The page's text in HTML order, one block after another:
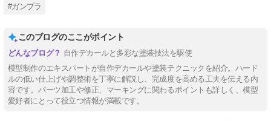
#ガンプラ
このブログのここがポイント
自作デカールと多彩な塗装技法を駆使
模型制作のエキスパートが自作デカールや塗装テクニックを紹介。ハード
ルの低い仕上げや調整術を丁寧に解説し、完成度を高める工夫を伝える内
容です。パーツ加工や修正、マーキングに関わるポイントも詳しく、模型
愛好者にとって役立つ情報が満載です。